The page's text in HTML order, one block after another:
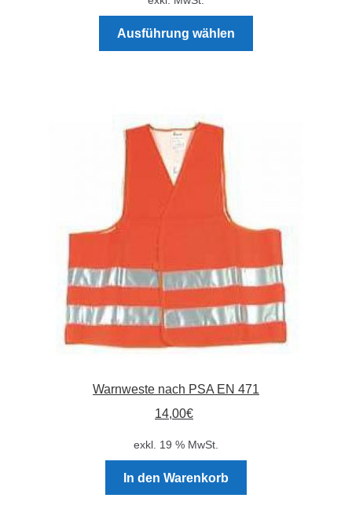
Ausführung wählen
Produktseite
gewählt
werden
Warnweste nach PSA EN 471
14,00€
exkl. 19 % MwSt.
In den Warenkorb